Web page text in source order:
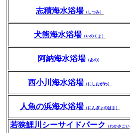
志積海水浴場 （しつみ）
犬熊海水浴場 （いのくま）
阿納海水浴場 （あの）
西小川海水浴場 （にしおがわ）
人魚の浜海水浴場 （にんぎょのはま）
若狭鯉川シーサイドパーク
（わかさこい